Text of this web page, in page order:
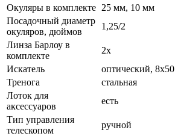
Окуляры в комплекте 25 мм, 10 мм
Посадочный диаметр
окуляров, дюймов
1,25/2
Линза Барлоу в
комплекте
2x
Искатель
оптический, 8x50
Тренога
стальная
Лоток для
аксессуаров
есть
Тип управления
телескопом
ручной